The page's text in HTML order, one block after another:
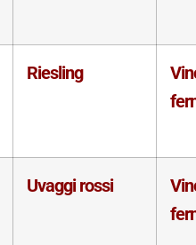
Riesling
Uvaggi rossi